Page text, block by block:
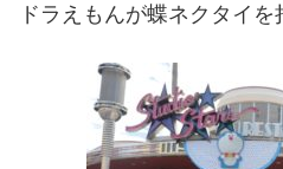
ドラえもんが蝶ネクタイ